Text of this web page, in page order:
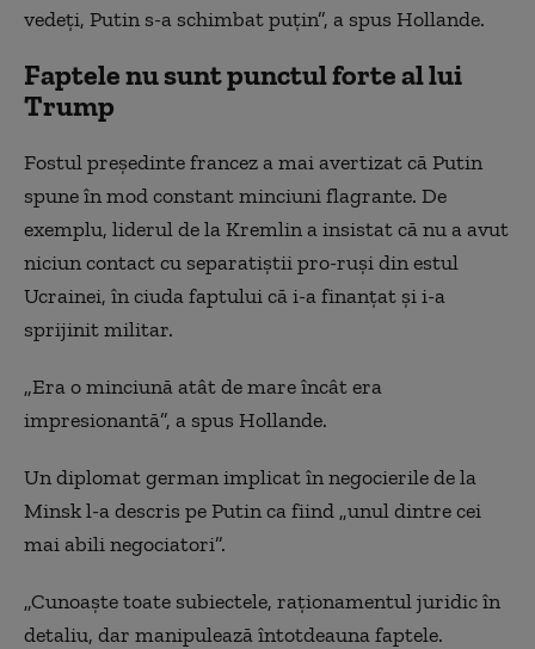
vedeți, Putin s-a schimbat puțin”, a spus Hollande.
Faptele nu sunt punctul forte al lui
Trump
Fostul președinte francez a mai avertizat că Putin
spune în mod constant minciuni flagrante. De
exemplu, liderul de la Kremlin a insistat că nu a avut
niciun contact cu separatiștii pro-ruși din estul
Ucrainei, în ciuda faptului că i-a finanțat și i-a
sprijinit militar.
„Era o minciună atât de mare încât era
impresionantă”, a spus Hollande.
Un diplomat german implicat în negocierile de la
Minsk l-a descris pe Putin ca fiind „unul dintre cei
mai abili negociatori”.
„Cunoaște toate subiectele, raționamentul juridic în
detaliu, dar manipulează întotdeauna faptele.